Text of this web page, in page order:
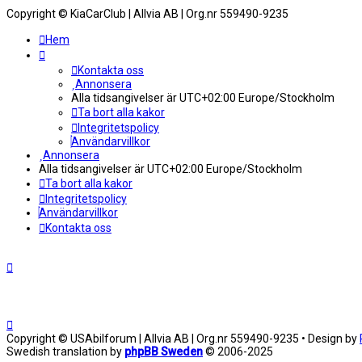
Copyright © KiaCarClub | Allvia AB | Org.nr 559490-9235
Hem
Kontakta oss
Annonsera
Alla tidsangivelser är UTC+02:00 Europe/Stockholm
Ta bort alla kakor
Integritetspolicy
Användarvillkor
Annonsera
Alla tidsangivelser är UTC+02:00 Europe/Stockholm
Ta bort alla kakor
Integritetspolicy
Användarvillkor
Kontakta oss
Copyright © USAbilforum | Allvia AB | Org.nr 559490-9235 • Design by
Swedish translation by phpBB Sweden© 2006-2025